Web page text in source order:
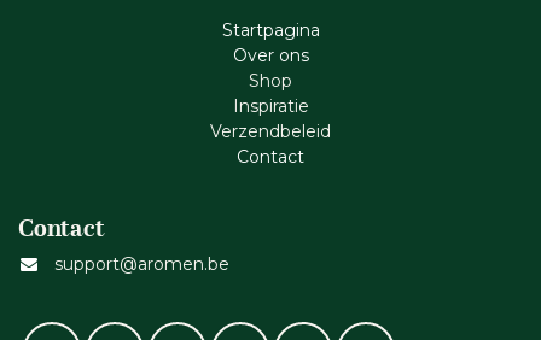
Startpagina
Ove​r​ ons
Shop
Inspiratie
Verzendbeleid
Cont​act
Contact
support@aromen.be